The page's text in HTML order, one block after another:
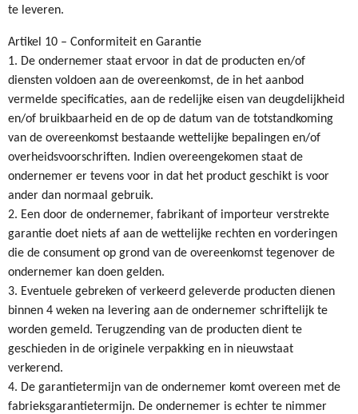
te leveren.
Artikel 10 – Conformiteit en Garantie
1. De ondernemer staat ervoor in dat de producten en/of
diensten voldoen aan de overeenkomst, de in het aanbod
vermelde specificaties, aan de redelijke eisen van deugdelijkheid
en/of bruikbaarheid en de op de datum van de totstandkoming
van de overeenkomst bestaande wettelijke bepalingen en/of
overheidsvoorschriften. Indien overeengekomen staat de
ondernemer er tevens voor in dat het product geschikt is voor
ander dan normaal gebruik.
2. Een door de ondernemer, fabrikant of importeur verstrekte
garantie doet niets af aan de wettelijke rechten en vorderingen
die de consument op grond van de overeenkomst tegenover de
ondernemer kan doen gelden.
3. Eventuele gebreken of verkeerd geleverde producten dienen
binnen 4 weken na levering aan de ondernemer schriftelijk te
worden gemeld. Terugzending van de producten dient te
geschieden in de originele verpakking en in nieuwstaat
verkerend.
4. De garantietermijn van de ondernemer komt overeen met de
fabrieksgarantietermijn. De ondernemer is echter te nimmer